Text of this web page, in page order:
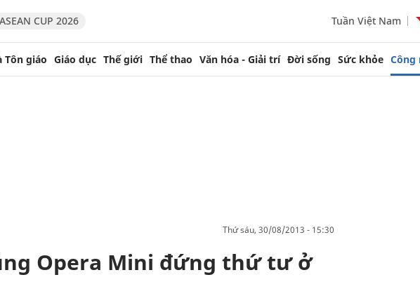
CUP 2026 Tuần Việt Nam
Tôn giáo Giáo dục Thế giới Thể thao Văn hóa - Giải trí Đời sống Sức khỏe Công
thứ sáu, 30/08/2013 - 15:30
Opera Mini đứng thứ tư ở